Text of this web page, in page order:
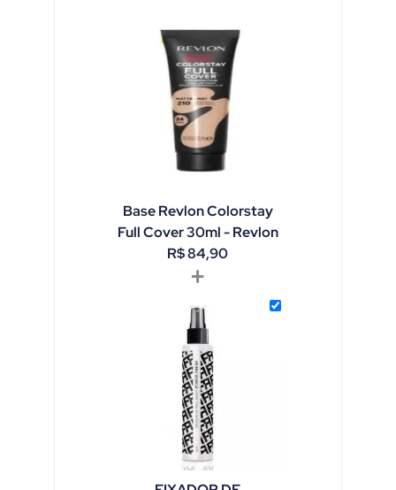
Base Revlon Colorstay
Full Cover 30ml - Revlon
R$84,90
+